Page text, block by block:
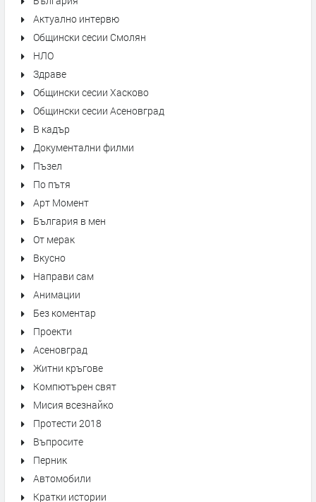
Актуално интервю
Общински сесии Смолян
НЛО
Здраве
Общински сесии Хасково
Общински сесии Асеновград
В кадър
Документални филми
Пъзел
По пътя
Арт Момент
България в мен
От мерак
Вкусно
Направи сам
Анимации
Без коментар
Проекти
Асеновград
Житни кръгове
Компютърен свят
Мисия всезнайко
Протести 2018
Въпросите
Перник
Автомобили
Кратки истории